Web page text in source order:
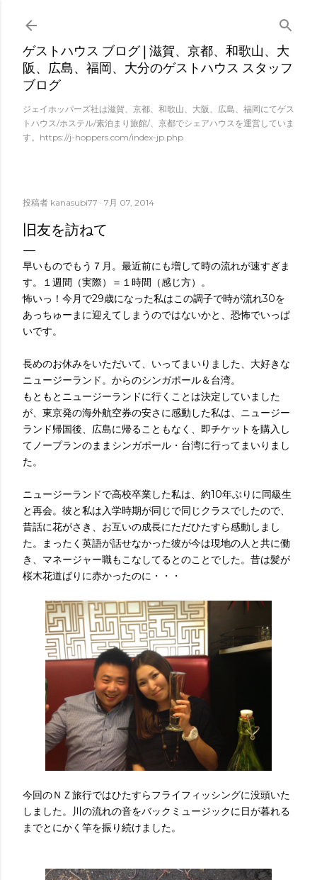
スキップしてメイン コンテンツに移動
ゲストハウス ブログ | 滋賀、京都、和歌山、大
阪、広島、福岡、大分のゲストハウス スタッフ
ブログ
ジェイホッパーズ社は滋賀、京都、和歌山、大阪、広島、福岡にてゲス
トハウス/ホステル/素泊まり旅館/、京都でシェアハウスを運営していま
す。https://j-hoppers.com/index-jp.php
投稿者 kanasubi77 7月 07, 2014
旧友を訪ねて
早いものでもう７月。最近前にも増して時の流れが速すぎま
す。１週間（実際）＝１時間（感じ方）。
怖いっ！今月で29歳になった私はこの調子で時が流れ30を
あっちゅーまに迎えてしまうのではないかと、恐怖でいっぱ
いです。
長めのお休みをいただいて、いってまいりました、大好きな
ニュージーランド。からのシンガポール＆台湾。
もともとニュージーランドに行くことは決定していました
が、東京発の海外航空券の安さに感動した私は、ニュージー
ランド帰国後、広島に帰ることもなく、即チケットを購入し
てノープランのままシンガポール・台湾に行ってまいりまし
た。
ニュージーランドで高校卒業した私は、約10年ぶりに同級生
と再会。彼と私は入学時期が同じで同じクラスでしたので、
昔話に花がさき、お互いの成長にただひたすら感動しまし
た。まったく英語が話せなかった彼が今は現地の人と共に働
き、マネージャー職もこなしてるとのことでした。昔は髪が
桜木花道ばりに赤かったのに・・・
今回のＮＺ旅行ではひたすらフライフィッシングに没頭いた
しました。川の流れの音をバックミュージックに日が暮れる
までとにかく竿を振り続けました。